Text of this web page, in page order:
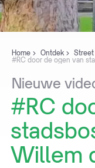
Home Ontdek
Street
#RC door de ogen van
Nieuwe
#RC
Willem